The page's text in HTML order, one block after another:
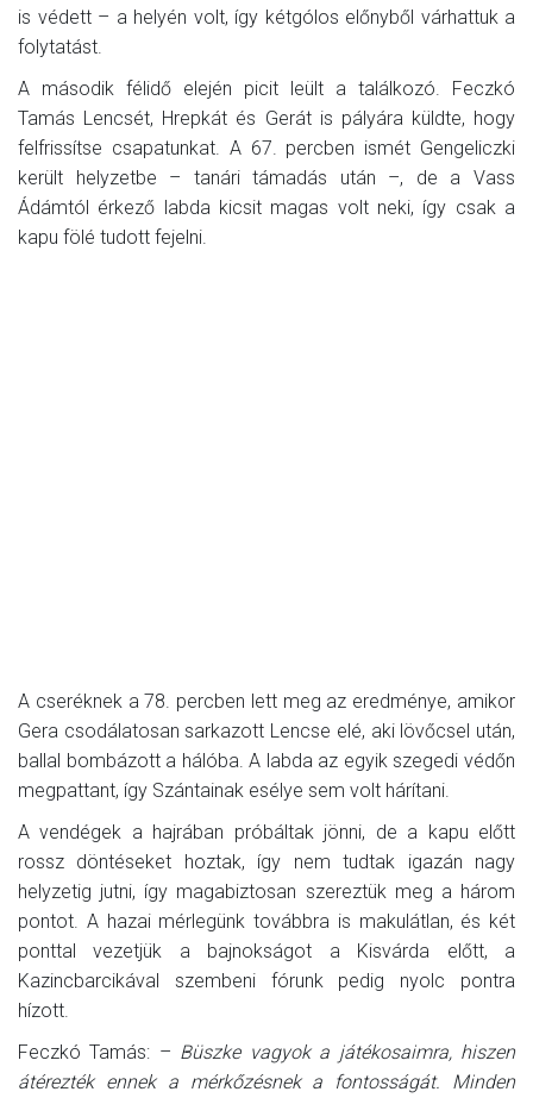
is védett – a helyén volt, így kétgólos előnyből várhattuk a
folytatást.
A második félidő elején picit leült a találkozó. Feczkó
Tamás Lencsét, Hrepkát és Gerát is pályára küldte, hogy
felfrissítse csapatunkat. A 67. percben ismét Gengeliczki
került helyzetbe – tanári támadás után –, de a Vass
Ádámtól érkező labda kicsit magas volt neki, így csak a
kapu fölé tudott fejelni.
A cseréknek a 78. percben lett meg az eredménye, amikor
Gera csodálatosan sarkazott Lencse elé, aki lövőcsel után,
ballal bombázott a hálóba. A labda az egyik szegedi védőn
megpattant, így Szántainak esélye sem volt hárítani.
A vendégek a hajrában próbáltak jönni, de a kapu előtt
rossz döntéseket hoztak, így nem tudtak igazán nagy
helyzetig jutni, így magabiztosan szereztük meg a három
pontot. A hazai mérlegünk továbbra is makulátlan, és két
ponttal vezetjük a bajnokságot a Kisvárda előtt, a
Kazincbarcikával szembeni fórunk pedig nyolc pontra
hízott.
Feczkó Tamás: – Büszke vagyok a játékosaimra, hiszen
átérezték ennek a mérkőzésnek a fontosságát. Minden